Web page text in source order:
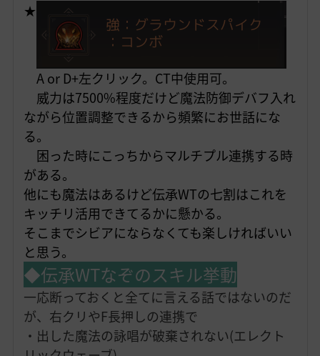
★
A or D+左クリック。CT中使用可。
威力は7500%程度だけど魔法防御デバフ入れ
ながら位置調整できるから頻繁にお世話にな
る。
困った時にこっちからマルチプル連携する時
がある。
他にも魔法はあるけど伝承WTの七割はこれを
キッチリ活用できてるかに懸かる。
そこまでシビアにならなくても楽しければいい
と思う。
◆伝承WTなぞのスキル挙動
一応断っておくと全てに言える話ではないのだ
が、右クリやF長押しの連携で
・出した魔法の詠唱が破棄されない(エレクト